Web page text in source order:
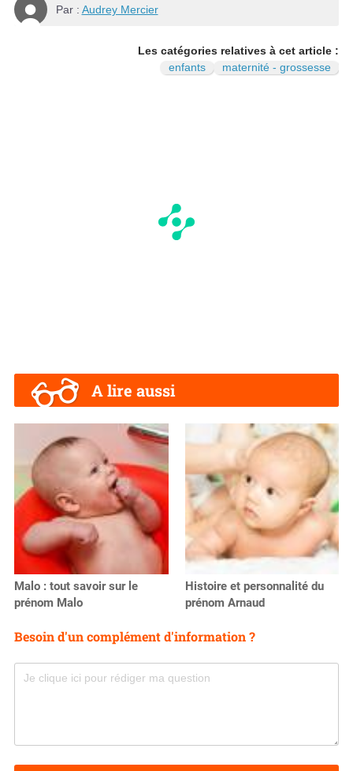
Par : Audrey Mercier
Les catégories relatives à cet article :
enfants
maternité - grossesse
A lire aussi
Malo : tout savoir sur le
prénom Malo
Histoire et personnalité du
prénom Arnaud
Besoin d'un complément d'information ?